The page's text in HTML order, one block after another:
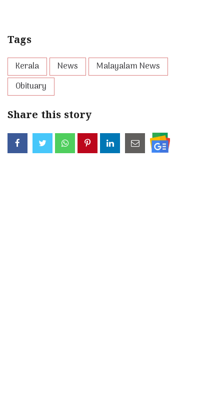
Tags
Kerala News
Malayalam News
Obituary
Share this story